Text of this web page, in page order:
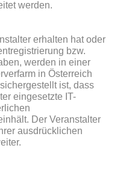
werden.
erhalten hat oder
bzw.
werden in einer
in Österreich
ist, dass
eingesetzte IT-
Der Veranstalter
ausdrücklichen